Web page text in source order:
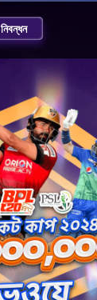
নিবন্ধন